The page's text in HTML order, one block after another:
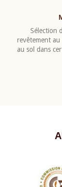
Sélection
revêtement au
au sol dans